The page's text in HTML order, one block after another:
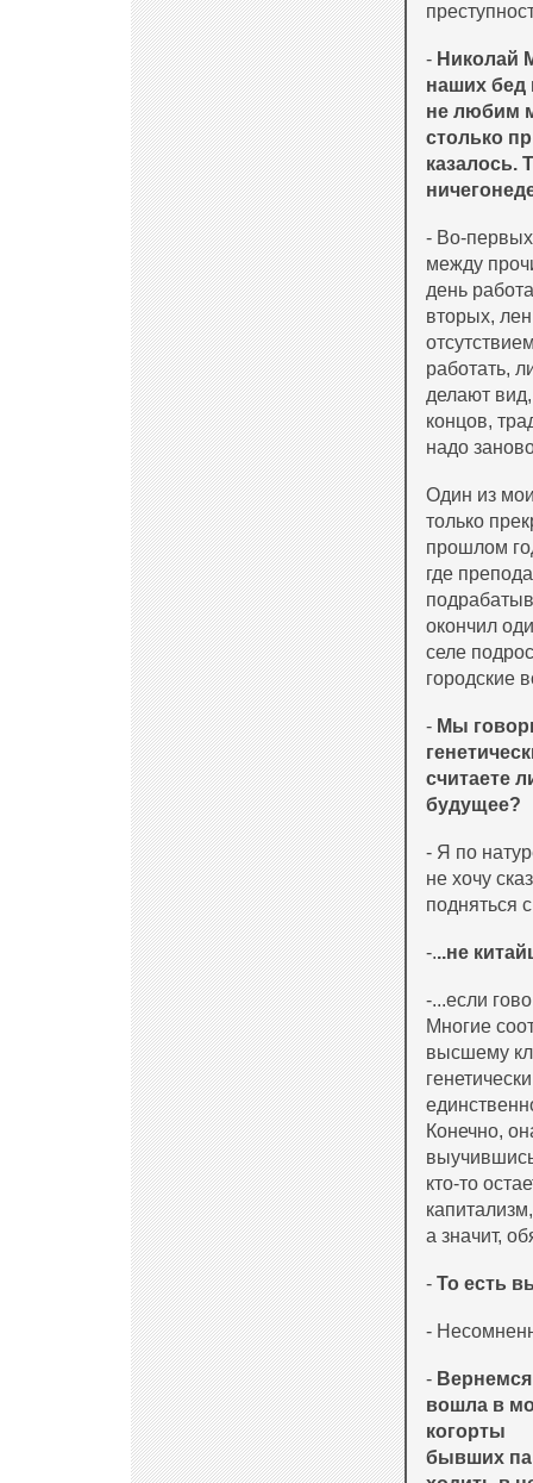
- Николай
наших бед
не любим
столько
казалось.
- Во-
между
день
вторых,
работать,
делают
концов,
надо
Один из
только
прошлом
где
окончил
селе
городские
- Мы
считаете
будущее?
- Я по
не хочу
подняться
-...не
-...если
Многие
высшему
Конечно,
кто-то
а значит,
- То есть
-
-
вошла в
когорты
бывших